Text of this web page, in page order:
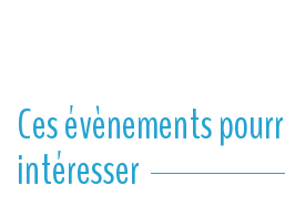
Ces évènements
intéresser